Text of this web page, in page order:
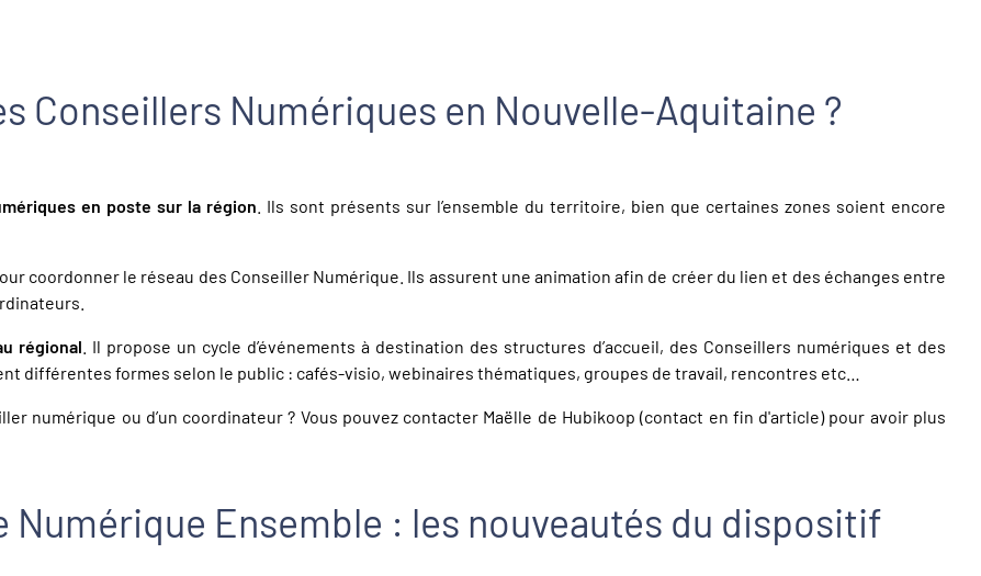
Conseillers Numériques en Nouvelle-Aquitaine ?
en poste sur la région . Ils sont présents sur l’ensemble du territoire, bien que certaines zones soient encore
coordonner le réseau des Conseiller Numérique. Ils assurent une animation afin de créer du lien et des échanges entre
régional . Il propose un cycle d’événements à destination des structures d’accueil, des Conseillers numériques et des
différentes formes selon le public : cafés-visio, webinaires thématiques, groupes de travail, rencontres etc…
numérique ou d’un coordinateur ? Vous pouvez contacter Maëlle de Hubikoop(contact en fin d'article) pour avoir plus
Numérique Ensemble : les nouveautés du dispositif